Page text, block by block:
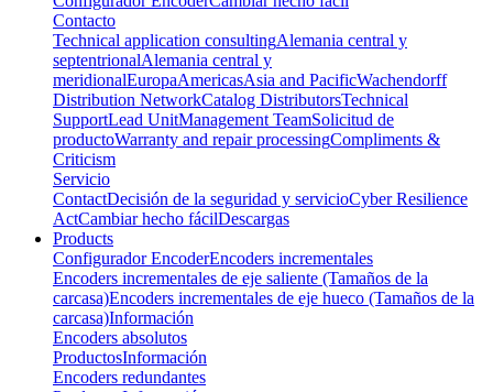
Contacto
Technical application consultingAlemania central y
septentrionalAlemania central y
meridionalEuropaAmericasAsia and PacificWachendorff
Distribution NetworkCatalog DistributorsTechnical
SupportLead UnitManagement TeamSolicitud de
productoWarranty and repair processingCompliments &
Criticism
Servicio
ContactDecisión de la seguridad y servicioCyber Resilience
ActCambiar hecho fácilDescargas
Products
Configurador EncoderEncoders incrementales
Encoders incrementales de eje saliente (Tamaños de la
carcasa)Encoders incrementales de eje hueco (Tamaños de la
carcasa)Información
Encoders absolutos
ProductosInformación
Encoders redundantes